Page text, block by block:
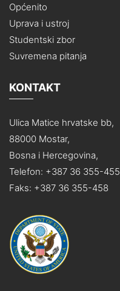
Općenito
Uprava i ustroj
Studentski zbor
Suvremena pitanja
KONTAKT
Ulica Matice hrvatske bb,
88000 Mostar,
Bosna i Hercegovina,
Telefon: +387 36 355-455
Faks: +387 36 355-458